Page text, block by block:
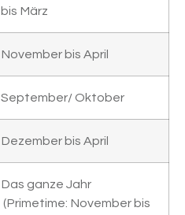
bis März
November bis April
September/ Oktober
Dezember bis April
Das ganze Jahr
(Primetime: November bis